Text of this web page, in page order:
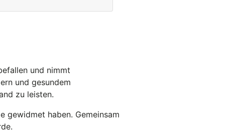
und nimmt
und gesundem
zu leisten.
gewidmet haben. Gemeinsam